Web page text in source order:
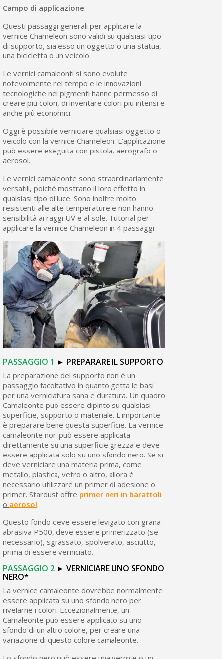
Campo di applicazione:
Questi passaggi generali per applicare la
vernice Chameleon sono validi su qualsiasi tipo
di supporto, sia esso un oggetto o una statua,
una bicicletta o un veicolo.
Le vernici camaleonti si sono evolute
notevolmente nel tempo e le innovazioni
tecnologiche nei pigmenti hanno permesso di
creare più colori, di inventare colori più intensi e
anche più economici.
Oggi è possibile verniciare qualsiasi oggetto o
veicolo con la vernice Chameleon. L'applicazione
può essere eseguita con pistola, aerografo o
aerosol.
Le vernici camaleonte sono straordinariamente
versatili, poiché mostrano il loro effetto in
qualsiasi tipo di luce. Sono inoltre molto
resistenti alle alte temperature e non hanno
sensibilità ai raggi UV e al sole. Tutorial per
applicare la vernice Chameleon in 4 passaggi
PASSAGGIO 1 ► PREPARARE IL SUPPORTO
La preparazione del supporto non è un
passaggio facoltativo in quanto getta le basi
per una verniciatura sana e duratura. Un quadro
Camaleonte può essere dipinto su qualsiasi
superficie, supporto o materiale. L'importante
è preparare bene questa superficie. La vernice
camaleonte non può essere applicata
direttamente su una superficie grezza e deve
essere applicata solo su uno sfondo nero. Se si
deve verniciare una materia prima, come
metallo, plastica, vetro o altro, allora è
necessario utilizzare un primer di adesione o
primer. Stardust offre primer neri in barattoli
o aerosol.
Questo fondo deve essere levigato con grana
abrasiva P500, deve essere primerizzato (se
necessario), sgrassato, spolverato, asciutto,
prima di essere verniciato.
PASSAGGIO 2► VERNICIARE UNO SFONDO
NERO*
La vernice camaleonte dovrebbe normalmente
essere applicata su uno sfondo nero per
rivelarne i colori. Eccezionalmente, un
Camaleonte può essere applicato su uno
sfondo di un altro colore, per creare una
variazione di questo colore camaleonte.